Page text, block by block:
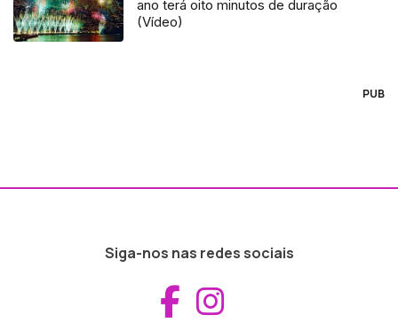
ano terá oito minutos de duração
(Vídeo)
PUB
Siga-nos nas redes sociais
Aceder ao